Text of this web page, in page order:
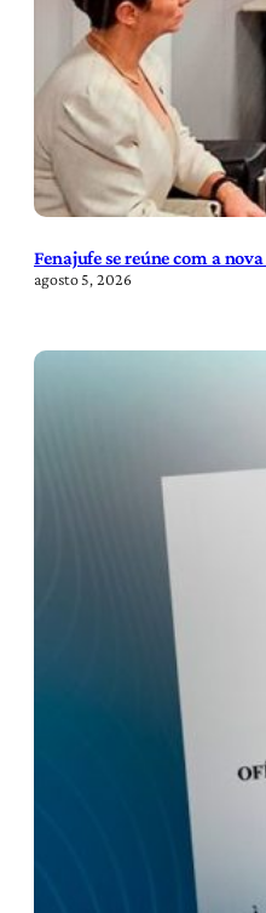
Fenajufe se reúne com a
agosto 5, 2026